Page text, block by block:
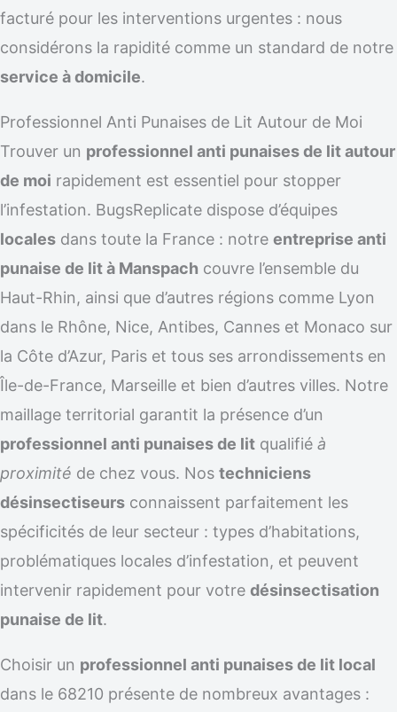
facturé pour les interventions urgentes : nous
considérons la rapidité comme un standard de notre
service à domicile.
Professionnel Anti Punaises de Lit Autour de Moi
Trouver un professionnel anti punaises de lit autour
de moi rapidement est essentiel pour stopper
l’infestation. BugsReplicate dispose d’équipes
locales dans toute la France : notre entreprise anti
punaise de lit à Manspach couvre l’ensemble du
Haut-Rhin, ainsi que d’autres régions comme Lyon
dans le Rhône, Nice, Antibes, Cannes et Monaco sur
la Côte d’Azur, Paris et tous ses arrondissements en
Île-de-France, Marseille et bien d’autres villes. Notre
maillage territorial garantit la présence d’un
professionnel anti punaises de lit qualifié à
proximité de chez vous. Nos techniciens
désinsectiseurs connaissent parfaitement les
spécificités de leur secteur : types d’habitations,
problématiques locales d’infestation, et peuvent
intervenir rapidement pour votre désinsectisation
punaise de lit.
Choisir un professionnel anti punaises de lit local
dans le 68210 présente de nombreux avantages :